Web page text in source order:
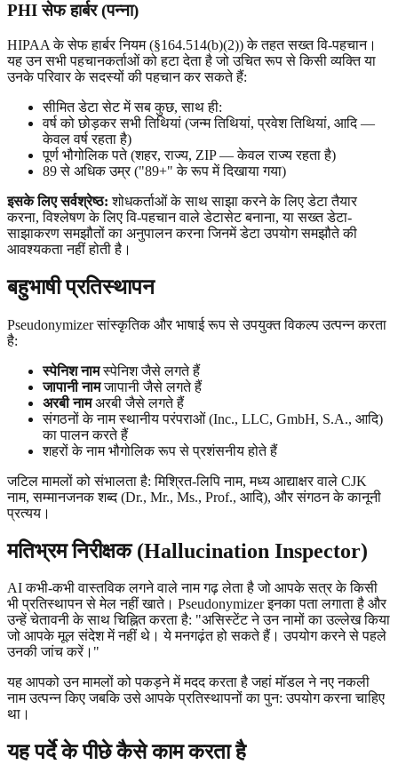
PHI सेफ हार्बर (पन्ना)
HIPAA के सेफ हार्बर नियम (§164.514(b)(2)) के तहत सख्त वि-पहचान।
यह उन सभी पहचानकर्ताओं को हटा देता है जो उचित रूप से किसी व्यक्ति या
उनके परिवार के सदस्यों की पहचान कर सकते हैं:
सीमित डेटा सेट में सब कुछ, साथ ही:
वर्ष को छोड़कर सभी तिथियां (जन्म तिथियां, प्रवेश तिथियां, आदि —
केवल वर्ष रहता है)
पूर्ण भौगोलिक पते (शहर, राज्य, ZIP — केवल राज्य रहता है)
89 से अधिक उम्र ("89+" के रूप में दिखाया गया)
इसके लिए सर्वश्रेष्ठ: शोधकर्ताओं के साथ साझा करने के लिए डेटा तैयार
करना, विश्लेषण के लिए वि-पहचान वाले डेटासेट बनाना, या सख्त डेटा-
साझाकरण समझौतों का अनुपालन करना जिनमें डेटा उपयोग समझौते की
आवश्यकता नहीं होती है।
बहुभाषी प्रतिस्थापन
Pseudonymizer सांस्कृतिक और भाषाई रूप से उपयुक्त विकल्प उत्पन्न करता
है:
स्पेनिश नामस्पेनिश जैसे लगते हैं
जापानी नामजापानी जैसे लगते हैं
अरबी नामअरबी जैसे लगते हैं
संगठनों के नाम स्थानीय परंपराओं (Inc., LLC, GmbH, S.A., आदि)
का पालन करते हैं
शहरों के नाम भौगोलिक रूप से प्रशंसनीय होते हैं
जटिल मामलों को संभालता है: मिश्रित-लिपि नाम, मध्य आद्याक्षर वाले CJK
नाम, सम्मानजनक शब्द (Dr., Mr., Ms., Prof., आदि), और संगठन के कानूनी
प्रत्यय।
मतिभ्रम निरीक्षक (Hallucination Inspector)
AI कभी-कभी वास्तविक लगने वाले नाम गढ़ लेता है जो आपके सत्र के किसी
भी प्रतिस्थापन से मेल नहीं खाते। Pseudonymizer इनका पता लगाता है और
उन्हें चेतावनी के साथ चिह्नित करता है: "असिस्टेंट ने उन नामों का उल्लेख किया
जो आपके मूल संदेश में नहीं थे। ये मनगढ़ंत हो सकते हैं। उपयोग करने से पहले
उनकी जांच करें।"
यह आपको उन मामलों को पकड़ने में मदद करता है जहां मॉडल ने नए नकली
नाम उत्पन्न किए जबकि उसे आपके प्रतिस्थापनों का पुन: उपयोग करना चाहिए
था।
यह पर्दे के पीछे कैसे काम करता है